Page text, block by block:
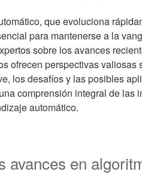
que evoluciona
para mantenerse a la
sobre los avances
ofrecen perspectivas valiosas
los desafíos y las posibles
comprensión integral de las
automático.
avances en